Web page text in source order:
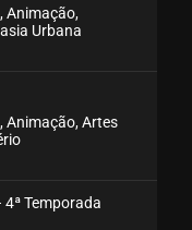
Animação,
Urbana
Animação, Artes
4ª Temporada